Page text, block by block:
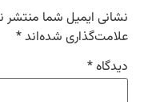
نشانی ایمیل شما
علامت‌گذاری شده‌اند*
دیدگاه*